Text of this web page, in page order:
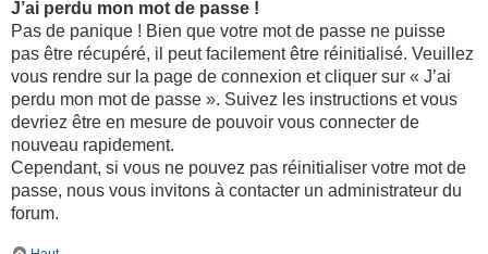
J’ai perdu mon mot de passe !
Pas de panique ! Bien que votre mot de passe ne puisse
pas être récupéré, il peut facilement être réinitialisé. Veuillez
vous rendre sur la page de connexion et cliquer sur « J’ai
perdu mon mot de passe ». Suivez les instructions et vous
devriez être en mesure de pouvoir vous connecter de
nouveau rapidement.
Cependant, si vous ne pouvez pas réinitialiser votre mot de
passe, nous vous invitons à contacter un administrateur du
forum.